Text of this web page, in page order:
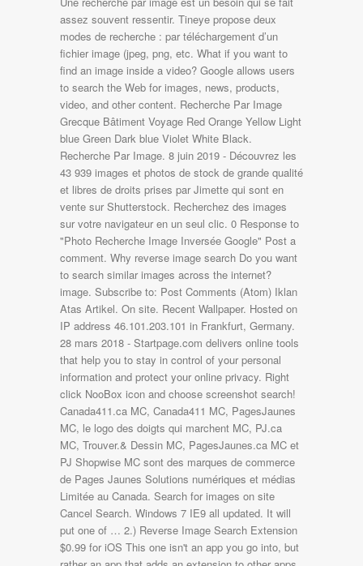
assez souvent ressentir. Tineye propose deux
modes de recherche : par téléchargement d’un
fichier image (jpeg, png, etc. What if you want to
find an image inside a video? Google allows users
to search the Web for images, news, products,
video, and other content. Recherche Par Image
Grecque Bâtiment Voyage Red Orange Yellow Light
blue Green Dark blue Violet White Black.
Recherche Par Image. 8 juin 2019 - Découvrez les
43 939 images et photos de stock de grande qualité
et libres de droits prises par Jimette qui sont en
vente sur Shutterstock. Recherchez des images
sur votre navigateur en un seul clic. 0 Response to
"Photo Recherche Image Inversée Google" Post a
comment. Why reverse image search Do you want
to search similar images across the internet?
image. Subscribe to: Post Comments (Atom) Iklan
Atas Artikel. On site. Recent Wallpaper. Hosted on
IP address 46.101.203.101 in Frankfurt, Germany.
28 mars 2018 - Startpage.com delivers online tools
that help you to stay in control of your personal
information and protect your online privacy. Right
click NooBox icon and choose screenshot search!
Canada411.ca MC, Canada411 MC, PagesJaunes
MC, le logo des doigts qui marchent MC, PJ.ca
MC, Trouver.& Dessin MC, PagesJaunes.ca MC et
PJ Shopwise MC sont des marques de commerce
de Pages Jaunes Solutions numériques et médias
Limitée au Canada. Search for images on site
Cancel Search. Windows 7 IE9 all updated. It will
put one of … 2.) Reverse Image Search Extension
$0.99 for iOS This one isn't an app you go into, but